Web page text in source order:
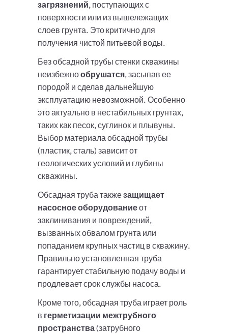
загрязнений, поступающих с
поверхности или из вышележащих
слоев грунта. Это критично для
получения чистой питьевой воды.
Без обсадной трубы стенки скважины
неизбежнообрушатся, засыпав ее
породой и сделав дальнейшую
эксплуатацию невозможной. Особенно
это актуально в нестабильных грунтах,
таких как песок, суглинок и плывуны.
Выбор материала обсадной трубы
(пластик, сталь) зависит от
геологических условий и глубины
скважины.
Обсадная труба такжезащищает
насосное оборудованиеот
заклинивания и повреждений,
вызванных обвалом грунта или
попаданием крупных частиц в скважину.
Правильно установленная труба
гарантирует стабильную подачу воды и
продлевает срок службы насоса.
Кроме того, обсадная труба играет роль
в герметизации межтрубного
пространства(затрубного